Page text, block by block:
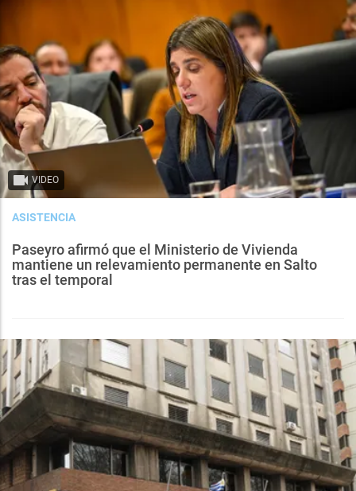
VIDEO
ASISTENCIA
Paseyro afirmó que el Ministerio de Vivienda
mantiene un relevamiento permanente en Salto
tras el temporal